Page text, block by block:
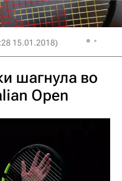
15.01.2018)
шагнула во
Open